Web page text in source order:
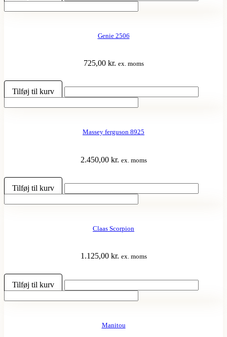
Genie 2506
725,00 kr. ex. moms
Tilføj til kurv
Massey ferguson 8925
2.450,00 kr. ex. moms
Tilføj til kurv
Claas Scorpion
1.125,00 kr. ex. moms
Tilføj til kurv
Manitou